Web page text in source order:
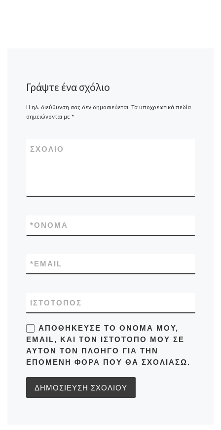
Γράψτε ένα σχόλιο
Η ηλ. διεύθυνση σας δεν δημοσιεύεται. Τα υποχρεωτικά πεδία
σημειώνονται με *
ΣΧΌΛΙΟ
ΌΝΟΜΑ
*
EMAIL
*
ΙΣΤΌΤΟΠΟΣ
ΑΠΟΘΉΚΕΥΣΕ ΤΟ ΌΝΟΜΆ ΜΟΥ,
EMAIL, ΚΑΙ ΤΟΝ ΙΣΤΌΤΟΠΟ ΜΟΥ ΣΕ
ΑΥΤΌΝ ΤΟΝ ΠΛΟΗΓΌ ΓΙΑ ΤΗΝ
ΕΠΌΜΕΝΗ ΦΟΡΆ ΠΟΥ ΘΑ ΣΧΟΛΙΆΣΩ.